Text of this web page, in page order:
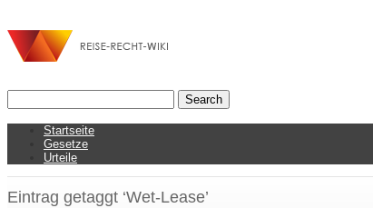
Startseite
Gesetze
Urteile
Eintrag getaggt ‘Wet-Lease’